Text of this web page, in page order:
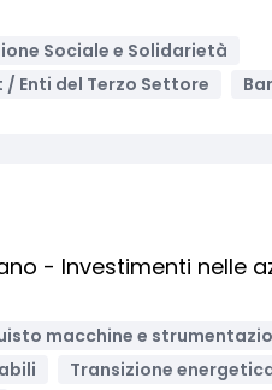
Sociale e Solidarietà
/ Enti del Terzo Settore
- Investimenti nelle
macchine e
Transizione